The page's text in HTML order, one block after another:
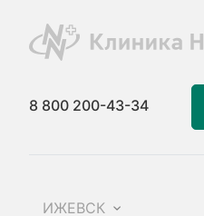
8 800 200-43-34
ИЖЕВСК